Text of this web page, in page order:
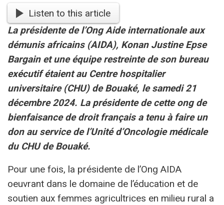
Listen to this article
La présidente de l’Ong Aide internationale aux
démunis africains (AIDA), Konan Justine Epse
Bargain et une équipe restreinte de son bureau
exécutif étaient au Centre hospitalier
universitaire (CHU) de Bouaké, le samedi 21
décembre 2024. La présidente de cette ong de
bienfaisance de droit français a tenu à faire un
don au service de l’Unité d’Oncologie médicale
du CHU de Bouaké.
Pour une fois, la présidente de l’Ong AIDA
oeuvrant dans le domaine de l’éducation et de
soutien aux femmes agricultrices en milieu rural a